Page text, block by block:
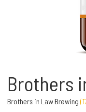
Brothers
Brothers in Law Brewing(